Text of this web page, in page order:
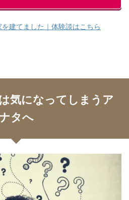
建てました｜体験談はこちら
気になってしまうア
タへ